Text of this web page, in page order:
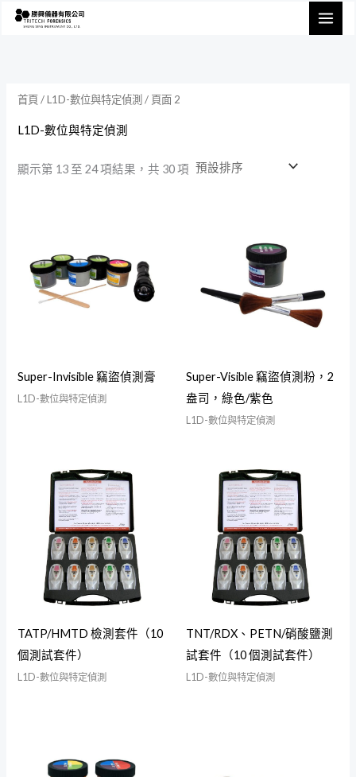
首頁/L1D-數位與特定偵測 / 頁面 2
L1D-數位與特定偵測
顯示第 13 至 24 項結果，共 30 項
Super-Invisible 竊盜偵測膏
L1D-數位與特定偵測
Super-Visible 竊盜偵測粉，2
盎司，綠色/紫色
L1D-數位與特定偵測
TATP/HMTD 檢測套件（10
個測試套件）
L1D-數位與特定偵測
TNT/RDX、PETN/硝酸鹽測
試套件（10 個測試套件）
L1D-數位與特定偵測